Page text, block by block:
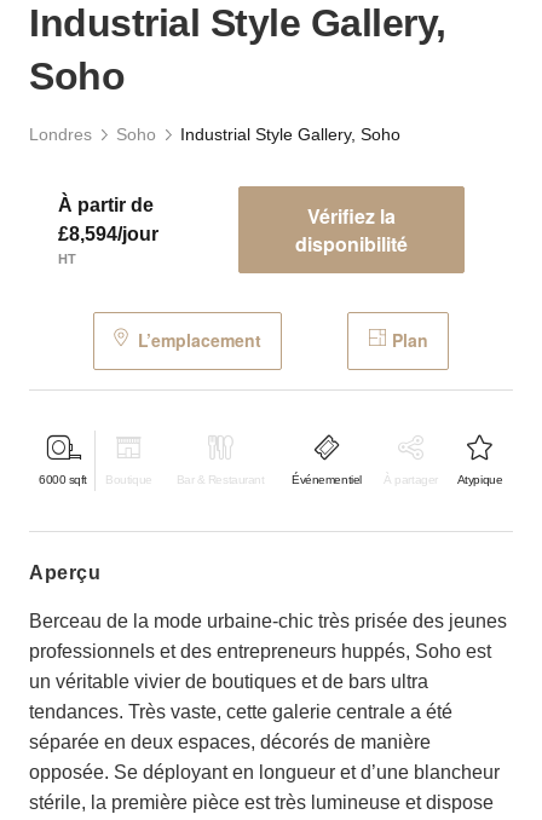
Industrial Style Gallery,
Soho
Londres Soho Industrial Style Gallery, Soho
À partir de
£8,594/jour
HT
Vérifiez la
disponibilité
L’emplacement Plan
6000 sqft Boutique Bar & Restaurant Événementiel À partager Atypique
aperçu
Berceau de la mode urbaine-chic très prisée des jeunes
professionnels et des entrepreneurs huppés, Soho est
un véritable vivier de boutiques et de bars ultra
tendances. Très vaste, cette galerie centrale a été
séparée en deux espaces, décorés de manière
opposée. Se déployant en longueur et d’une blancheur
stérile, la première pièce est très lumineuse et dispose